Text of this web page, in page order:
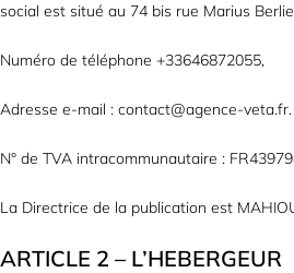
social est situé au 74 bis rue Marius
Numéro de téléphone +33646872055,
Adresse e-mail : contact@agence-veta.fr.
N° de TVA intracommunautaire :
La Directrice de la publication est
ARTICLE 2 – L’HEBERGEUR